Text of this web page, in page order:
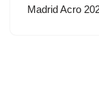
Madrid Acro